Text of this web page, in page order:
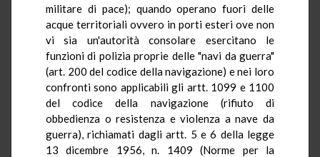
militare di pace); quando operano fuori delle
acque territoriali ovvero in porti esteri ove non
vi sia un'autorità consolare esercitano le
funzioni di polizia proprie delle "navi da guerra"
(art. 200 del codice della navigazione) e nei loro
confronti sono applicabili gli artt. 1099 e 1100
del codice della navigazione (rifiuto di
obbedienza o resistenza e violenza a nave da
guerra), richiamati dagli artt. 5 e 6 della legge
13 dicembre 1956, n. 1409 (Norme per la